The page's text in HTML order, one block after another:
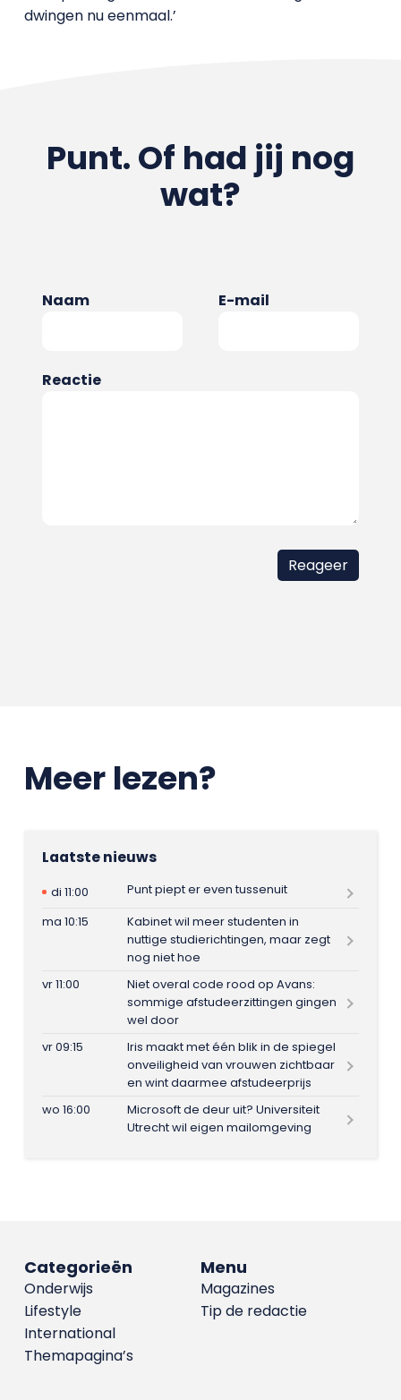
dwingen nu eenmaal.’
Punt. Of had jij nog
wat?
Naam E-mail
Reactie
Meer lezen?
Laatste nieuws
di 11:00
Punt piept er even tussenuit
ma 10:15
Kabinet wil meer studenten in
nuttige studierichtingen, maar zegt
nog niet hoe
vr 11:00
Niet overal code rood op Avans:
sommige afstudeerzittingen gingen
wel door
vr 09:15
Iris maakt met één blik in de spiegel
onveiligheid van vrouwen zichtbaar
en wint daarmee afstudeerprijs
wo 16:00
Microsoft de deur uit? Universiteit
Utrecht wil eigen mailomgeving
Menu
Magazines
Tip de redactie
Categorieën
Onderwijs
Lifestyle
International
Themapagina’s